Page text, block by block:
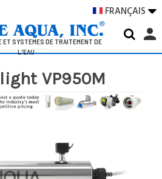
FRANÇAIS 
ET SYSTÈMES DE TRAITEMENT DE
L'EAU
Search
Keyword:
person
VP950M